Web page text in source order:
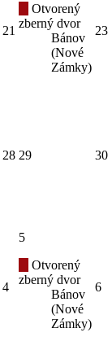
21
Otvorený
zberný dvor
Bánov
(Nové
Zámky)
23
28 29 30
4
5
Otvorený
zberný dvor
Bánov
(Nové
Zámky)
6